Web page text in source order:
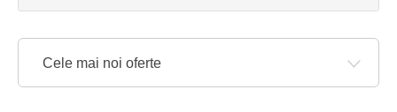
Cele mai noi oferte